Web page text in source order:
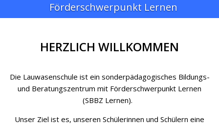
Förderschwerpunkt Lernen
HERZLICH WILLKOMMEN
Die Lauwasenschule ist ein sonderpädagogisches Bildungs-
und Beratungszentrum mit Förderschwerpunkt Lernen
(SBBZ Lernen).
Unser Ziel ist es, unseren Schülerinnen und Schülern eine